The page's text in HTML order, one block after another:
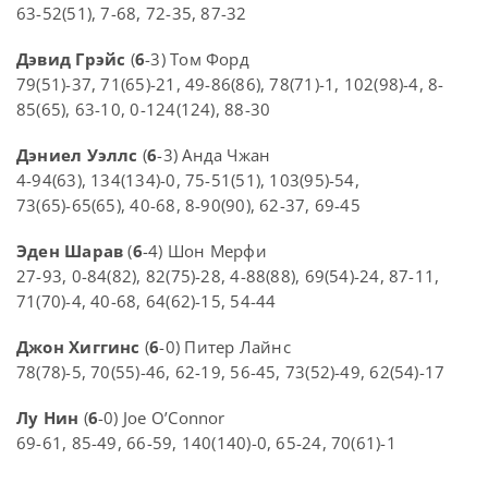
63-52(51), 7-68, 72-35, 87-32
Дэвид Грэйс (6-3) Том Форд
79(51)-37, 71(65)-21, 49-86(86), 78(71)-1, 102(98)-4, 8-
85(65), 63-10, 0-124(124), 88-30
Дэниел Уэллс (6-3) Анда Чжан
4-94(63), 134(134)-0, 75-51(51), 103(95)-54,
73(65)-65(65), 40-68, 8-90(90), 62-37, 69-45
Эден Шарав (6-4) Шон Мерфи
27-93, 0-84(82), 82(75)-28, 4-88(88), 69(54)-24, 87-11,
71(70)-4, 40-68, 64(62)-15, 54-44
Джон Хиггинс (6-0) Питер Лайнс
78(78)-5, 70(55)-46, 62-19, 56-45, 73(52)-49, 62(54)-17
Лу Нин (6-0) Joe O’Connor
69-61, 85-49, 66-59, 140(140)-0, 65-24, 70(61)-1